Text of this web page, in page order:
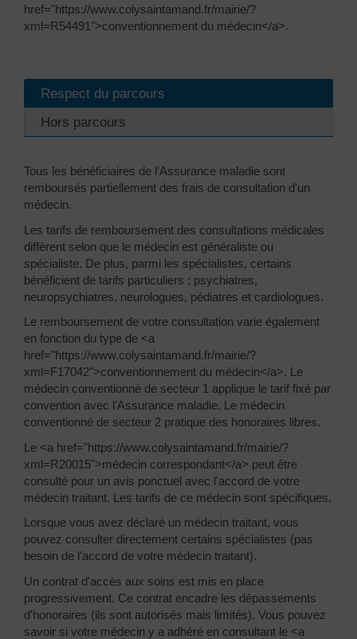
href="https://www.colysaintamand.fr/mairie/?
xml=R54491">conventionnement du médecin</a>.
Respect du parcours
Hors parcours
Tous les bénéficiaires de l'Assurance maladie sont
remboursés partiellement des frais de consultation d'un
médecin.
Les tarifs de remboursement des consultations médicales
diffèrent selon que le médecin est généraliste ou
spécialiste. De plus, parmi les spécialistes, certains
bénéficient de tarifs particuliers : psychiatres,
neuropsychiatres, neurologues, pédiatres et cardiologues.
Le remboursement de votre consultation varie également
en fonction du type de <a
href="https://www.colysaintamand.fr/mairie/?
xml=F17042">conventionnement du médecin</a>. Le
médecin conventionné de secteur 1 applique le tarif fixé par
convention avec l'Assurance maladie. Le médecin
conventionné de secteur 2 pratique des honoraires libres.
Le <a href="https://www.colysaintamand.fr/mairie/?
xml=R20015">médecin correspondant</a> peut être
consulté pour un avis ponctuel avec l'accord de votre
médecin traitant. Les tarifs de ce médecin sont spécifiques.
Lorsque vous avez déclaré un médecin traitant, vous
pouvez consulter directement certains spécialistes (pas
besoin de l'accord de votre médecin traitant).
Un contrat d'accès aux soins est mis en place
progressivement. Ce contrat encadre les dépassements
d'honoraires (ils sont autorisés mais limités). Vous pouvez
savoir si votre médecin y a adhéré en consultant le <a